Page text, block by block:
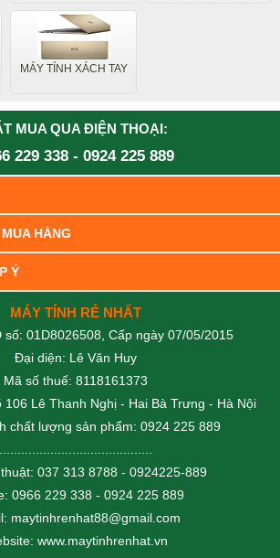
MÁY TÍNH XÁCH TAY
MUA QUA ĐIỆN THOẠI:
229 338 - 0924 225 889
HÀNG
Ý
MÁY TÍNH RẺ NHẤT
số: 01D8026508, Cấp ngày 07/05/2015
Đại diện: Lê Văn Huy
Mã số thuế: 8118161373
Lê Thanh Nghị - Hai Bà Trưng - Hà Nội
chất lượng sản phẩm: 0924 225 889
037 313 8788 - 0924225-889
0966 229 338 - 0924 225 889
maytinhrenhat88@gmail.com
www.maytinhrenhat.vn